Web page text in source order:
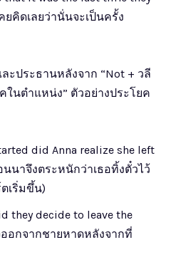
ยคิดเลยว่านั่นจะเป็นครั้ง
ะประธานหลังจาก “Not + วลี
ในตำแหน่ง” ตัวอย่างประโยค
did Anna realize she left
นนาจึงตระหนักว่าเธอทิ้งตั๋วไว้
เริ่มขึ้น)
they decide to leave the
ออกจากชายหาดหลังจากที่